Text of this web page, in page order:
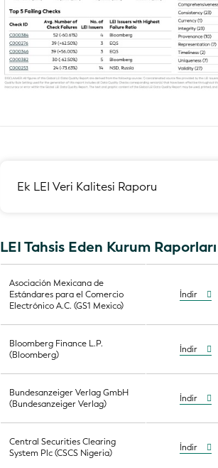
Ek LEI Veri Kalitesi Raporu
LEI Tahsis Eden Kurum Raporları
Asociación Mexicana de
Estándares para el Comercio
Electrónico A.C. (GS1 Mexico)
İndir
Bloomberg Finance L.P.
(Bloomberg)
İndir
Bundesanzeiger Verlag GmbH
(Bundesanzeiger Verlag)
İndir
Central Securities Clearing
System Plc (CSCS Nigeria)
İndir